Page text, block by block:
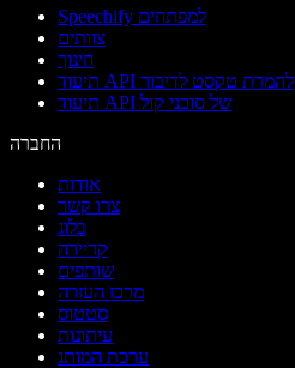
Speechify למפתחים
צוותים
חינוך
תיעוד API להמרת טקסט לדיבור
תיעוד API של סוכני קול
החברה
אודות
צרו קשר
בלוג
קריירה
שותפים
מרכז העזרה
סטטוס
עיתונות
ערכת המותג